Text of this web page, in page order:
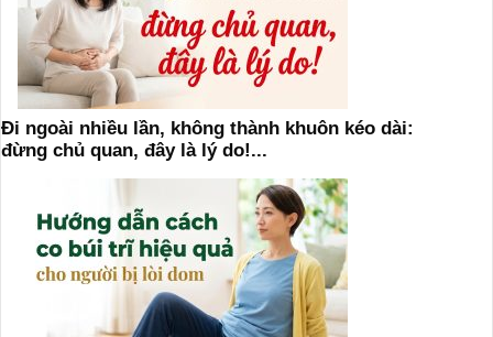
Đi ngoài nhiều lần, không thành khuôn kéo dài:
đừng chủ quan, đây là lý do!...